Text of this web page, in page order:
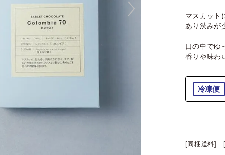
マスカット
あり渋みが
口の中でゆ
香りや味わ
冷凍便
[同梱送料]